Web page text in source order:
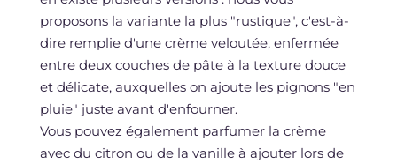
proposons la variante la plus "rustique", c'est-à-
dire remplie d'une crème veloutée, enfermée
entre deux couches de pâte à la texture douce
et délicate, auxquelles on ajoute les pignons "en
pluie" juste avant d'enfourner.
Vous pouvez également parfumer la crème
avec du citron ou de la vanille à ajouter lors de